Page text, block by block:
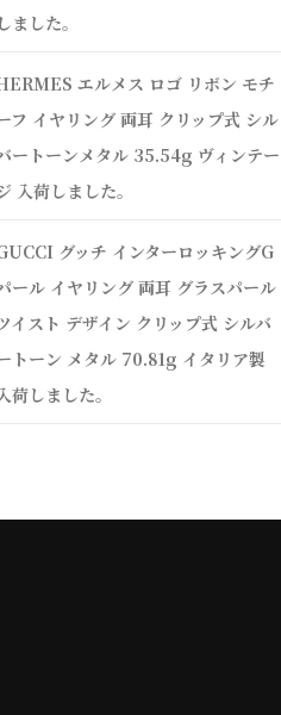
しました。
エルメス ロゴ リボン モチ
フ イヤリング 両耳 クリップ式 シル
ートーンメタル 35.54g ヴィンテー
入荷しました。
グッチ インターロッキングG
ール イヤリング 両耳 グラスパール
イスト デザイン クリップ式 シルバ
トーン メタル 70.81g イタリア製
荷しました。